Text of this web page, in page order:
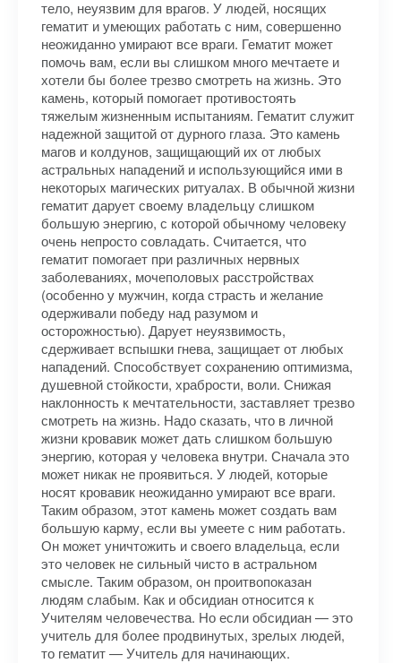
тело, неуязвим для врагов. У людей, носящих
гематит и умеющих работать с ним, совершенно
неожиданно умирают все враги. Гематит может
помочь вам, если вы слишком много мечтаете и
хотели бы более трезво смотреть на жизнь. Это
камень, который помогает противостоять
тяжелым жизненным испытаниям. Гематит служит
надежной защитой от дурного глаза. Это камень
магов и колдунов, защищающий их от любых
астральных нападений и использующийся ими в
некоторых магических ритуалах. В обычной жизни
гематит дарует своему владельцу слишком
большую энергию, с которой обычному человеку
очень непросто совладать. Считается, что
гематит помогает при различных нервных
заболеваниях, мочеполовых расстройствах
(особенно у мужчин, когда страсть и желание
одерживали победу над разумом и
осторожностью). Дарует неуязвимость,
сдерживает вспышки гнева, защищает от любых
нападений. Способствует сохранению оптимизма,
душевной стойкости, храбрости, воли. Снижая
наклонность к мечтательности, заставляет трезво
смотреть на жизнь. Надо сказать, что в личной
жизни кровавик может дать слишком большую
энергию, которая у человека внутри. Сначала это
может никак не проявиться. У людей, которые
носят кровавик неожиданно умирают все враги.
Таким образом, этот камень может создать вам
большую карму, если вы умеете с ним работать.
Он может уничтожить и своего владельца, если
это человек не сильный чисто в астральном
смысле. Таким образом, он проитвопоказан
людям слабым. Как и обсидиан относится к
Учителям человечества. Но если обсидиан — это
учитель для более продвинутых, зрелых людей,
то гематит — Учитель для начинающих.